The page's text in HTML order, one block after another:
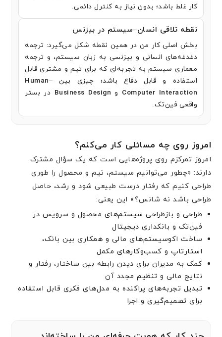
کار غلط باشد؛ بدون نیاز به کنترل دائمی.
نقطه تلاقی انسان–سیستم در بیزنس
بخش اصلی کار من در همین نقطه شکل می‌گیرد: ترجمه
دغدغه‌های انسانی و بیزنسی به زبان سیستم، و ترجمه
معماری سیستم به تجربه‌ای که برای تیم و مشتری قابل
استفاده و قابل دفاع باشد؛ چیزی بین Human–
Computer Interaction و Business Design در بستر
واقعی فین‌تک.
امروز روی چه مسائلی کار می‌کنم؟
امروز تمرکزم روی پروژه‌هایی است که یک سؤال مشترک
دارند: «چطور می‌توانیم سیستم، تیم و محصول را طوری
طراحی کنیم که رفتار درست طبیعی شود و رشد، حاصل
طراحی باشد نه شانس؟» این یعنی:
طراحی و بازطراحی سیستم‌های محصول و سرویس در
فین‌تک و بانکداری دیجیتال
ساخت اکوسیستم‌های مالی و همکاری بین بانک،
استارتاپ و کسب‌وکارهای مکمل
کمک به مدیران برای دیدن رابطه بین ساختار، رفتار و
نتایج مالی و تنظیم مجدد آن
تبدیل تجربه‌های پراکنده به مدل‌های فکری قابل استفاده
برای تصمیم‌گیری و اجرا